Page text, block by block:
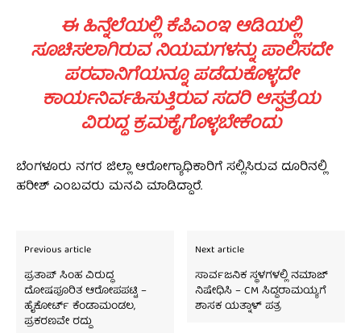
ಈ ಹಿನ್ನೆಲೆಯಲ್ಲಿ ಕೆಪಿಎಂಇ ಆಡಿಯಲ್ಲಿ
ಸೂಚಿಸಲಾಗಿರುವ ನಿಯಮಗಳನ್ನು ಪಾಲಿಸದೇ
ಪರವಾನಿಗೆಯನ್ನೂ ಪಡೆದುಕೊಳ್ಳದೇ
ಕಾರ್ಯನಿರ್ವಹಿಸುತ್ತಿರುವ ಸದರಿ ಆಸ್ಪತ್ರೆಯ
ವಿರುದ್ಧ ಕ್ರಮಕೈಗೊಳ್ಳಬೇಕೆಂದು
ಬೆಂಗಳೂರು ನಗರ ಜಿಲ್ಲಾ ಆರೋಗ್ಯಾಧಿಕಾರಿಗೆ ಸಲ್ಲಿಸಿರುವ ದೂರಿನಲ್ಲಿ
ಹರೀಶ್‌ ಎಂಬವರು ಮನವಿ ಮಾಡಿದ್ದಾರೆ.
Previous article
ಪ್ರತಾಪ್‌ ಸಿಂಹ ವಿರುದ್ಧ
ದೋಷಪೂರಿತ ಆರೋಪಪಟ್ಟಿ –
ಹೈಕೋರ್ಟ್‌ ಕೆಂಡಾಮಂಡಲ,
ಪ್ರಕರಣವೇ ರದ್ದು
Next article
ಸಾರ್ವಜನಿಕ ಸ್ಥಳಗಳಲ್ಲಿ ನಮಾಜ್‌
ನಿಷೇಧಿಸಿ – CM ಸಿದ್ದರಾಮಯ್ಯಗೆ
ಶಾಸಕ ಯತ್ನಾಳ್‌ ಪತ್ರ